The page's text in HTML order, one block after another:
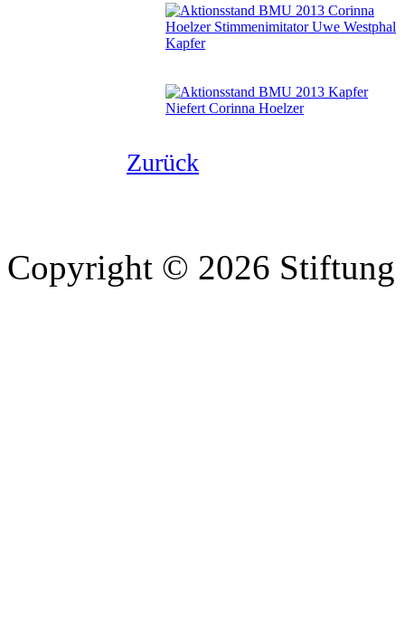
Zurück
Copyright © 2026 Stiftung